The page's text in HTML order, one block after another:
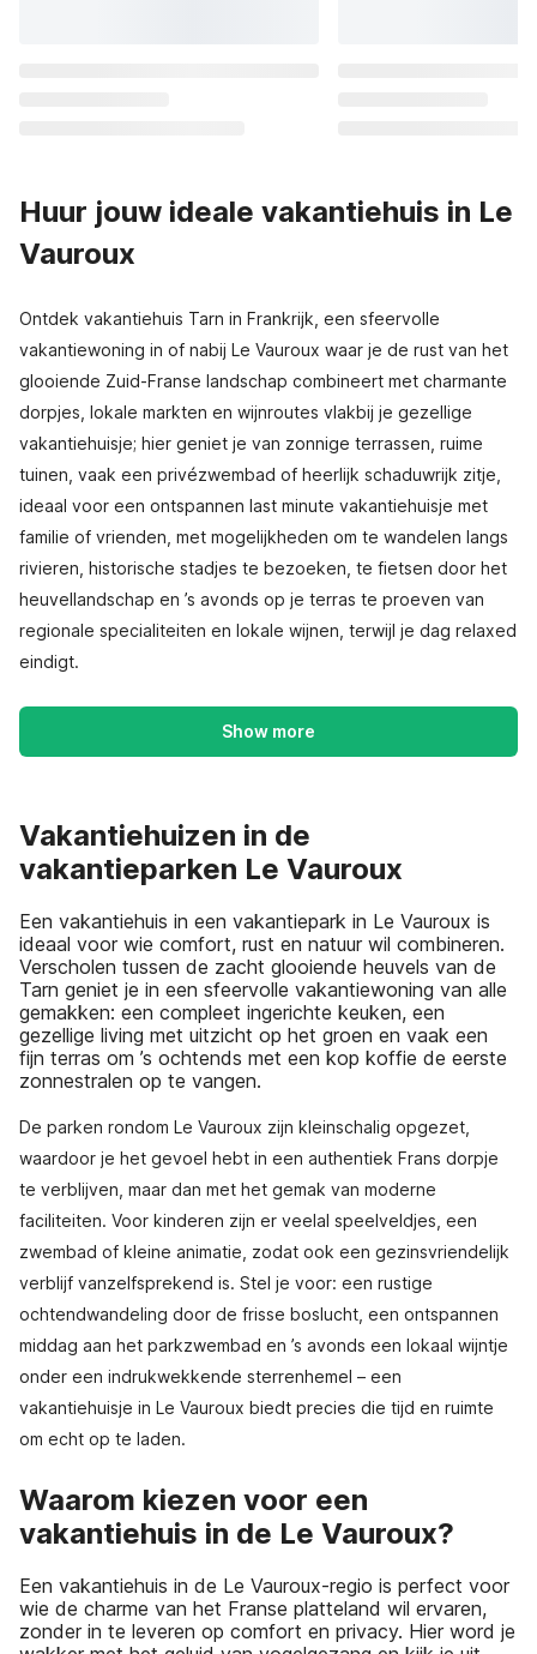
Huur jouw ideale vakantiehuis in Le
Vauroux
Ontdek vakantiehuis Tarn in Frankrijk, een sfeervolle
vakantiewoning in of nabij Le Vauroux waar je de rust van het
glooiende Zuid-Franse landschap combineert met charmante
dorpjes, lokale markten en wijnroutes vlakbij je gezellige
vakantiehuisje; hier geniet je van zonnige terrassen, ruime
tuinen, vaak een privézwembad of heerlijk schaduwrijk zitje,
ideaal voor een ontspannen last minute vakantiehuisje met
familie of vrienden, met mogelijkheden om te wandelen langs
rivieren, historische stadjes te bezoeken, te fietsen door het
heuvellandschap en ’s avonds op je terras te proeven van
regionale specialiteiten en lokale wijnen, terwijl je dag relaxed
eindigt.
Show more
Vakantiehuizen in de
vakantieparken Le Vauroux
Een vakantiehuis in een vakantiepark in Le Vauroux is
ideaal voor wie comfort, rust en natuur wil combineren.
Verscholen tussen de zacht glooiende heuvels van de
Tarn geniet je in een sfeervolle vakantiewoning van alle
gemakken: een compleet ingerichte keuken, een
gezellige living met uitzicht op het groen en vaak een
fijn terras om ’s ochtends met een kop koffie de eerste
zonnestralen op te vangen.
De parken rondom Le Vauroux zijn kleinschalig opgezet,
waardoor je het gevoel hebt in een authentiek Frans dorpje
te verblijven, maar dan met het gemak van moderne
faciliteiten. Voor kinderen zijn er veelal speelveldjes, een
zwembad of kleine animatie, zodat ook een gezinsvriendelijk
verblijf vanzelfsprekend is. Stel je voor: een rustige
ochtendwandeling door de frisse boslucht, een ontspannen
middag aan het parkzwembad en ’s avonds een lokaal wijntje
onder een indrukwekkende sterrenhemel – een
vakantiehuisje in Le Vauroux biedt precies die tijd en ruimte
om echt op te laden.
Waarom kiezen voor een
vakantiehuis in de Le Vauroux?
Een vakantiehuis in de Le Vauroux-regio is perfect voor
wie de charme van het Franse platteland wil ervaren,
zonder in te leveren op comfort en privacy. Hier word je